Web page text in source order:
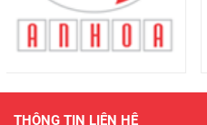
THÔNG TIN LIÊN HỆ